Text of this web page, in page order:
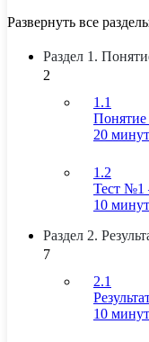
Развернуть все
Раздел 1.
2
1.1
Понятие
20 минут
1.2
Тест №1
10 минут
Раздел 2.
7
2.1
10 минут